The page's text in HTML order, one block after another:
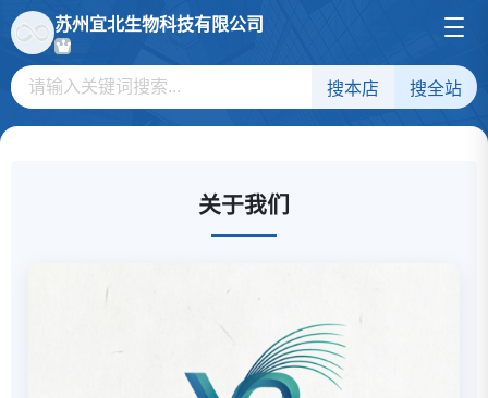
苏州宜北生物科技有限公司
搜本店 搜全站
关于我们